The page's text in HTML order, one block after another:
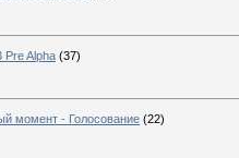
Pre Alpha (37)
момент - Голосование (22)